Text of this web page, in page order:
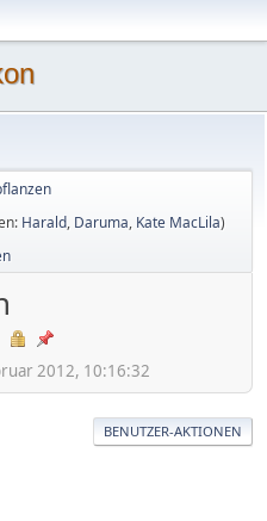
Harald, Daruma, Kate MacLila)
2012, 10:16:32
BENUTZER-AKTIONEN